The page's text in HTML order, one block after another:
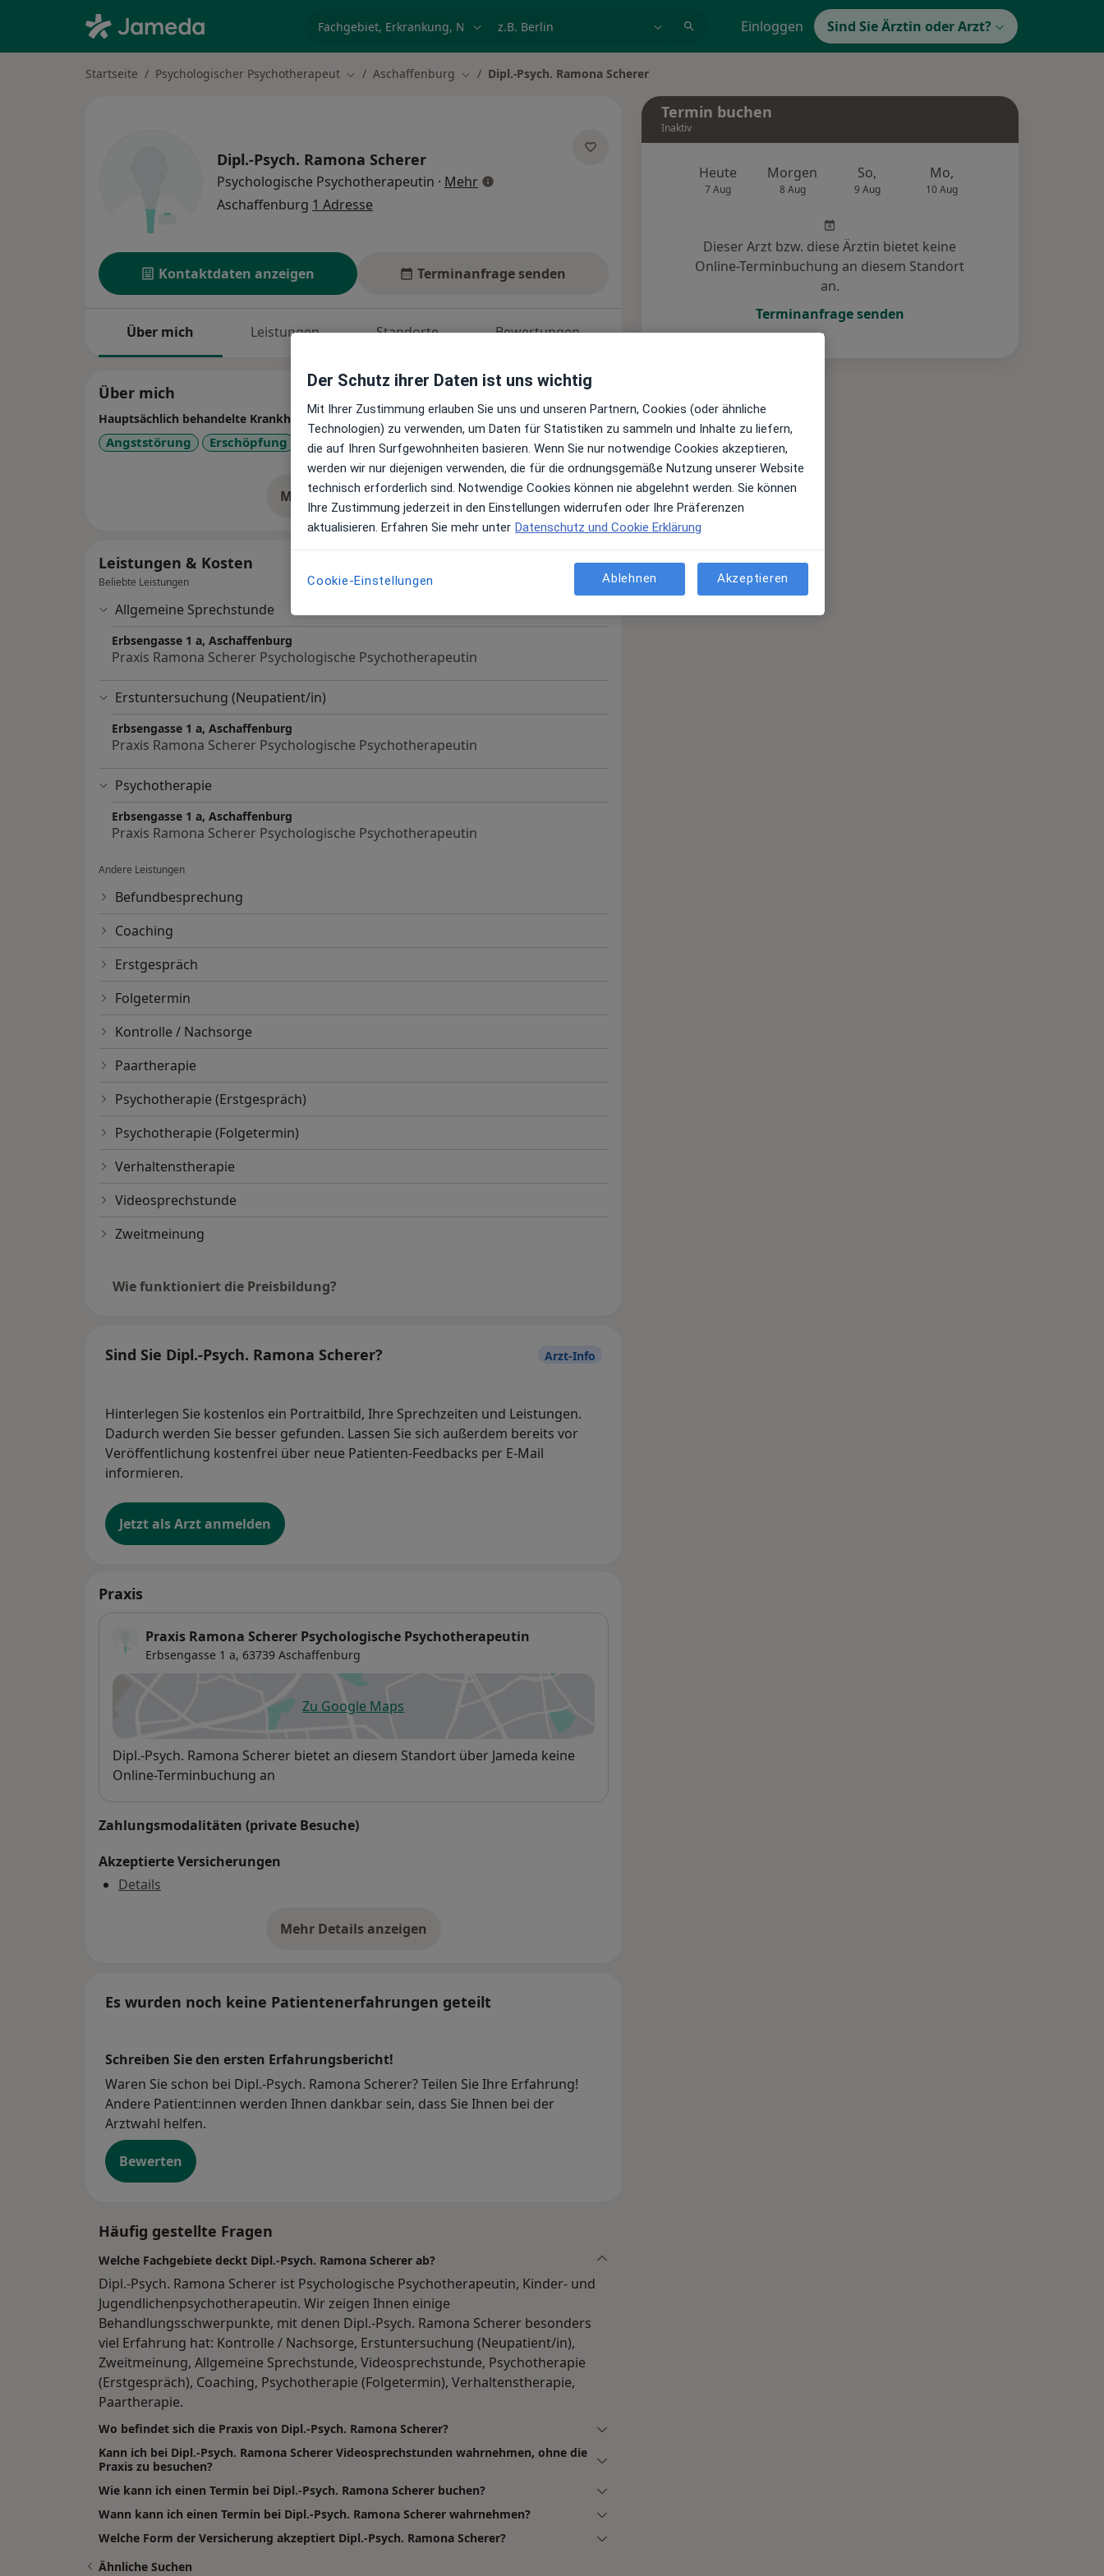
Einloggen Sind Sie Ärztin oder Arzt?
Startseite Psychologischer Psychotherapeut Stadt ändern
Aschaffenburg Stadt ändern
Dipl.-Psych. Ramona Scherer
Dipl.-Psych. Ramona Scherer
Psychologische Psychotherapeutin · Mehrüber Spezialisierungen
Aschaffenburg 1 Adresse
Kontaktdaten anzeigen Terminanfrage senden
Über mich Leistungen Standorte Bewertungen
Über mich
Hauptsächlich behandelte Krankheiten
Angststörung Erschöpfung ADHS Schizophrenie Autismus +18a11y_sr_more_diseases
Mehr Details anzeigen
über Erfahrungen
Leistungen & Kosten
Beliebte Leistungen
Allgemeine Sprechstunde
Erbsengasse 1 a, Aschaffenburg
Praxis Ramona Scherer Psychologische Psychotherapeutin
Erstuntersuchung (Neupatient/in)
Erbsengasse 1 a, Aschaffenburg
Praxis Ramona Scherer Psychologische Psychotherapeutin
Psychotherapie
Erbsengasse 1 a, Aschaffenburg
Praxis Ramona Scherer Psychologische Psychotherapeutin
Andere Leistungen
Befundbesprechung
Coaching
Erstgespräch
Folgetermin
Kontrolle / Nachsorge
Paartherapie
Psychotherapie (Erstgespräch)
Psychotherapie (Folgetermin)
Verhaltenstherapie
Videosprechstunde
Zweitmeinung
Wie funktioniert die Preisbildung?
Sind Sie Dipl.-Psych. Ramona Scherer? Arzt-Info
Hinterlegen Sie kostenlos ein Portraitbild, Ihre Sprechzeiten und Leistungen.
Dadurch werden Sie besser gefunden. Lassen Sie sich außerdem bereits vor
Veröffentlichung kostenfrei über neue Patienten-Feedbacks per E-Mail
informieren.
Jetzt als Arzt anmelden
Praxis
Praxis Ramona Scherer Psychologische Psychotherapeutin
Erbsengasse 1 a, 63739 Aschaffenburg
Zu Google Mapsöffnet in einer neuen Registerkarte
Verfügbarkeit
Dipl.-Psych. Ramona Scherer bietet an diesem Standort über Jameda keine
Online-Terminbuchung an
Zahlungsmodalitäten (private Besuche)
Akzeptierte Versicherungen
Details
Mehr Details anzeigen
über die Adresse
Es wurden noch keine Patientenerfahrungen geteilt
Schreiben Sie den ersten Erfahrungsbericht!
Waren Sie schon bei Dipl.-Psych. Ramona Scherer? Teilen Sie Ihre Erfahrung!
Andere Patient:innen werden Ihnen dankbar sein, dass Sie Ihnen bei der
Arztwahl helfen.
Bewerten
Häufig gestellte Fragen
Welche Fachgebiete deckt Dipl.-Psych. Ramona Scherer ab?
Dipl.-Psych. Ramona Scherer ist Psychologische Psychotherapeutin, Kinder- und
Jugendlichenpsychotherapeutin. Wir zeigen Ihnen einige
Behandlungsschwerpunkte, mit denen Dipl.-Psych. Ramona Scherer besonders
viel Erfahrung hat: Kontrolle / Nachsorge, Erstuntersuchung (Neupatient/in),
Zweitmeinung, Allgemeine Sprechstunde, Videosprechstunde, Psychotherapie
(Erstgespräch), Coaching, Psychotherapie (Folgetermin), Verhaltenstherapie,
Paartherapie.
Wo befindet sich die Praxis von Dipl.-Psych. Ramona Scherer?
Kann ich bei Dipl.-Psych. Ramona Scherer Videosprechstunden wahrnehmen, ohne die
Praxis zu besuchen?
Wie kann ich einen Termin bei Dipl.-Psych. Ramona Scherer buchen?
Wann kann ich einen Termin bei Dipl.-Psych. Ramona Scherer wahrnehmen?
Welche Form der Versicherung akzeptiert Dipl.-Psych. Ramona Scherer?
Termin buchen
Inaktiv
Heute
7 Aug
Morgen
8 Aug
So,
9 Aug
Mo,
10 Aug
Dieser Arzt bzw. diese Ärztin bietet keine
Online-Terminbuchung an diesem Standort
an.
Terminanfrage senden
Ähnliche Suchen
Der Schutz ihrer Daten ist uns wichtig
Mit Ihrer Zustimmung erlauben Sie uns und unseren Partnern, Cookies (oder ähnliche
Technologien) zu verwenden, um Daten für Statistiken zu sammeln und Inhalte zu liefern,
die auf Ihren Surfgewohnheiten basieren. Wenn Sie nur notwendige Cookies akzeptieren,
werden wir nur diejenigen verwenden, die für die ordnungsgemäße Nutzung unserer Website
technisch erforderlich sind. Notwendige Cookies können nie abgelehnt werden. Sie können
Ihre Zustimmung jederzeit in den Einstellungen widerrufen oder Ihre Präferenzen
aktualisieren. Erfahren Sie mehr unter Datenschutz und Cookie Erklärung
Cookie-Einstellungen Ablehnen Akzeptieren